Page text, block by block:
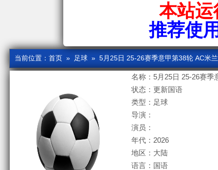
本站
推荐使
当前位置： 首页 » 足球 » 5月25日 25-26赛季意甲第38轮 AC米
名称：5月25日 25-26赛季
状态：更新国语
类型：足球
导演：
演员：
年代：2026
地区：大陆
语言：国语